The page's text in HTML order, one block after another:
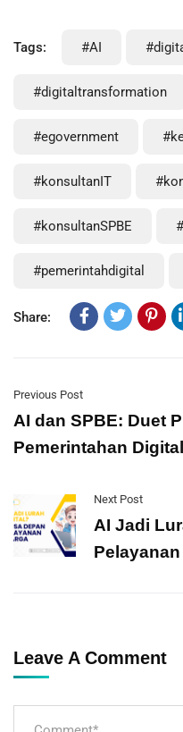
Tags: #AI
#digitaltransformation
#egovernment
#konsultanIT
#konsultanSPBE
#pemerintahdigital
Share:
Previous Post
AI dan SPBE: Duet
Pemerintahan Digital
Next Post
AI Jadi
Leave A Comment